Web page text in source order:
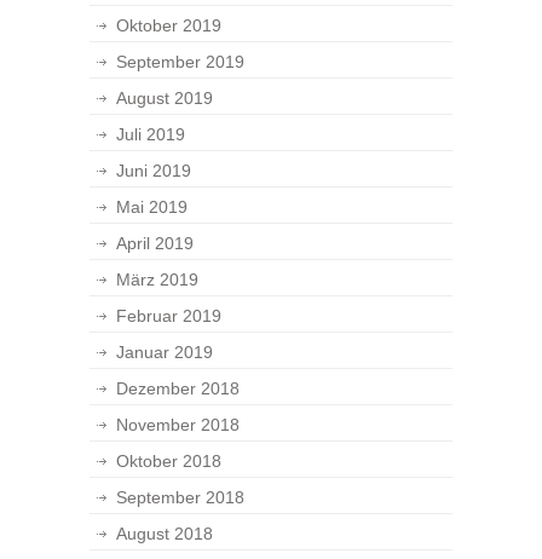
Oktober 2019
September 2019
August 2019
Juli 2019
Juni 2019
Mai 2019
April 2019
März 2019
Februar 2019
Januar 2019
Dezember 2018
November 2018
Oktober 2018
September 2018
August 2018